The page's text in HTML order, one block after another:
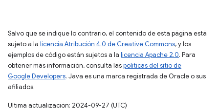
Salvo que se indique lo contrario, el contenido de esta página está
sujeto a la licencia Atribución 4.0 de Creative Commons, y los
ejemplos de código están sujetos a la licencia Apache 2.0. Para
obtener más información, consulta laspolíticas del sitio de
Google Developers. Java es una marca registrada de Oracle o sus
afiliados.
Última actualización: 2024-09-27 (UTC)